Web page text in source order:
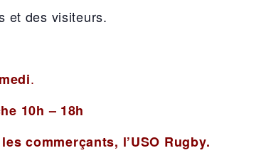
et des visiteurs.
.
10h – 18h
commerçants, l’USO Rugby.